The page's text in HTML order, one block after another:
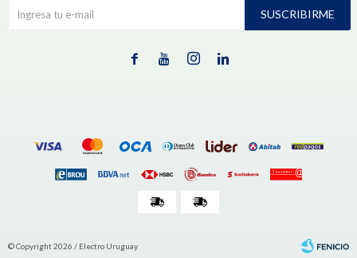
SUSCRIBIRME
   
© Copyright 2026 / Electro Uruguay